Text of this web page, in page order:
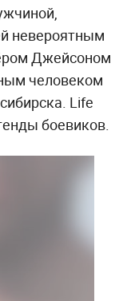
невероятным
Джейсоном
человеком
Life
боевиков.